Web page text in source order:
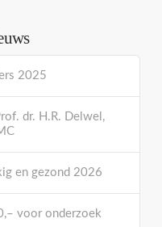
2025
dr. H.R. Delwel,
en gezond 2026
voor onderzoek